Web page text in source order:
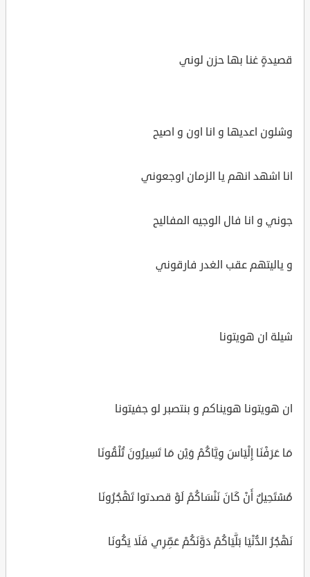
قصيدةٍ غنا بها حزن لوني
وشلون اعديها و انا اون و اصيح
انا اشهد انهم يا الزمان اوجعوني
جوني و انا فال الوجيه المفاليح
و ياليتهم عقب الغدر فارقوني
شيلة ان هويتونا
ان هويتونا هويناكم و بنتصبر لو جفيتونا
مَا عَرَفْنَا إِلْيَاسَ وِيَّاكُمْ وَيْن مَا تَسِيرُونَ تُلْقُونَا
مُسْتَحِيلٌ أَنْ كَانَ نَنْسَاكُمْ لَوْ قصدتوا تَهْجُرُونَا
نَهْجُرُ الدُّنْيَا بَلَّيَاكُمْ دَوَّنَكُمْ عَمِّرِي فَلَا يَكُونَا